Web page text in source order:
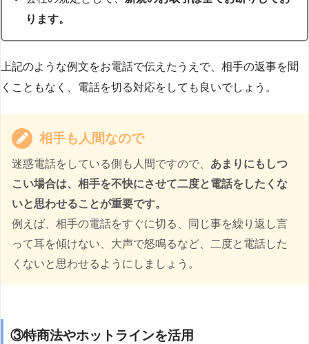
ります。
上記のような例文をお電話で伝えたうえで、相手の返事を聞
くこともなく、電話を切る対応をしても良いでしょう。
相手も人間なので
迷惑電話をしている側も人間ですので、 あまりにもしつ
こい場合は、相手を不快にさせて二度と電話をしたくな
いと思わせることが重要です。
例えば、相手の電話をすぐに切る、同じ事を繰り返し言
って耳を傾けない、大声で怒鳴るなど、二度と電話した
くないと思わせるようにしましょう。
③特商法やホットラインを活用